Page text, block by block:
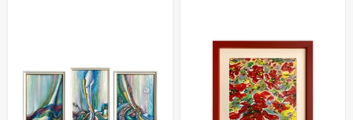
подарунковим пакуванням, доставкою та страховкою. На
artdom.com.ua легко обрати рішення, яке підкреслить
професіоналізм і стане цінним знаком уваги.